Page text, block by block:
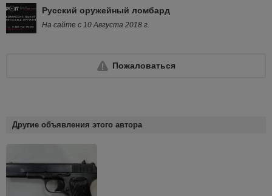
Русский оружейный ломбард
На сайте с 10 Августа 2018 г.
Пожаловаться
Другие объявления этого автора